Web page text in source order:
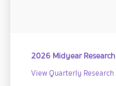
2026 Midyear Research
View Quarterly Research